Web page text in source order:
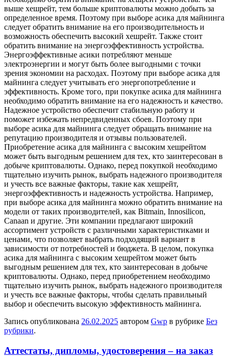
выше хешрейт, тем больше криптовалюты можно добыть за
определенное время. Поэтому при выборе асика для майнинга
следует обратить внимание на его производительность и
возможность обеспечить высокий хешрейт. Также стоит
обратить внимание на энергоэффективность устройства.
Энергоэффективные асики потребляют меньше
электроэнергии и могут быть более выгодными с точки
зрения экономии на расходах. Поэтому при выборе асика для
майнинга следует учитывать его энергопотребление и
эффективность. Кроме того, при покупке асика для майнинга
необходимо обратить внимание на его надежность и качество.
Надежное устройство обеспечит стабильную работу и
поможет избежать непредвиденных сбоев. Поэтому при
выборе асика для майнинга следует обращать внимание на
репутацию производителя и отзывы пользователей.
Приобретение асика для майнинга с высоким хешрейтом
может быть выгодным решением для тех, кто заинтересован в
добыче криптовалюты. Однако, перед покупкой необходимо
тщательно изучить рынок, выбрать надежного производителя
и учесть все важные факторы, такие как хешрейт,
энергоэффективность и надежность устройства. Например,
при выборе асика для майнинга можно обратить внимание на
модели от таких производителей, как Bitmain, Innosilicon,
Canaan и другие. Эти компании предлагают широкий
ассортимент устройств с различными характеристиками и
ценами, что позволяет выбрать подходящий вариант в
зависимости от потребностей и бюджета. В целом, покупка
асика для майнинга с высоким хешрейтом может быть
выгодным решением для тех, кто заинтересован в добыче
криптовалюты. Однако, перед приобретением необходимо
тщательно изучить рынок, выбрать надежного производителя
и учесть все важные факторы, чтобы сделать правильный
выбор и обеспечить высокую эффективность майнинга.
Запись опубликована 26.02.2025 автором Gwp в рубрике Без
рубрики.
Аттестаты, дипломы, удостоверения – на заказ